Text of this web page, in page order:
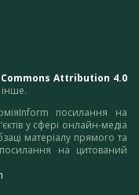
Attribution 4.0
посилання на
у сфері онлайн-медіа
матеріалу прямого та
на цитований